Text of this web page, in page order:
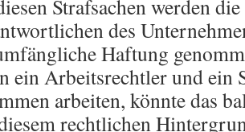
Strafsachen werden
des
Haftung
ein Arbeitsrechtler und ein
arbeiten, könnte das
rechtlichen